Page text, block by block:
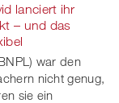
lanciert ihr
– und das
war den
nicht genug,
sie ein